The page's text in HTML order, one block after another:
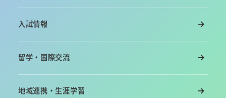
入試情報
留学・国際交流
地域連携・生涯学習